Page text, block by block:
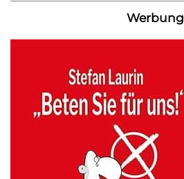
Werbung